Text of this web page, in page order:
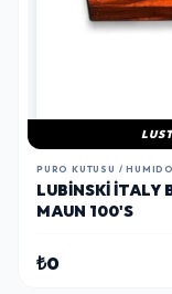
PURO KUTUSU /
LUBINSKI İTALY
MAUN 100'S
₺0